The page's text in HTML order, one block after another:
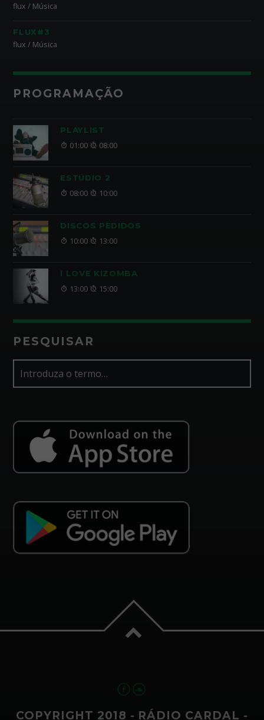
flux / Música
FLUX#3
flux / Música
PROGRAMAÇÃO
PLAYLIST
01:00 08:00
ESTÚDIO 2
08:00 10:00
DISCOS PEDIDOS
10:00 13:00
I LOVE KIZOMBA
13:00 15:00
PESQUISAR
COPYRIGHT 2018 - RÁDIO CARDAL -